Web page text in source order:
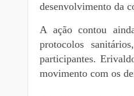
desenvolvimento da
A ação contou
protocolos
participantes.
movimento com os